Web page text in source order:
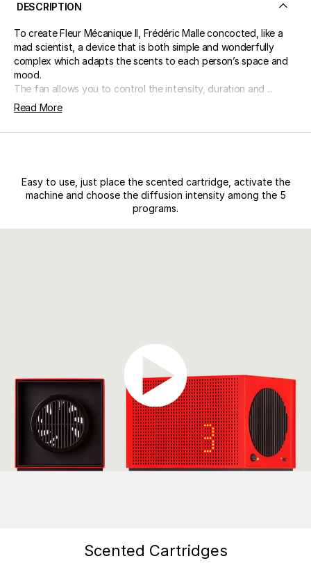
DESCRIPTION
To create Fleur Mécanique II, Frédéric Malle concocted, like a
mad scientist, a device that is both simple and wonderfully
complex which adapts the scents to each person’s space and
mood.
The fan allows you to control the intensity, duration and ...
Read More
Easy to use, just place the scented cartridge, activate the
machine and choose the diffusion intensity among the 5
programs.
Scented Cartridges